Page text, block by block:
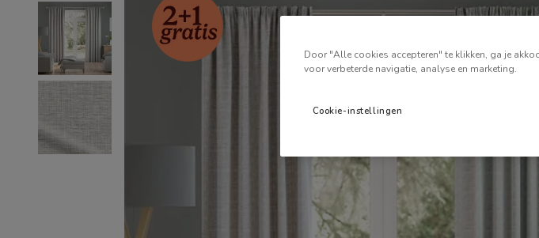
Door "Alle cookies accepteren" te klikken, ga je
voor verbeterde navigatie, analyse en marketing.
Cookie-instellingen